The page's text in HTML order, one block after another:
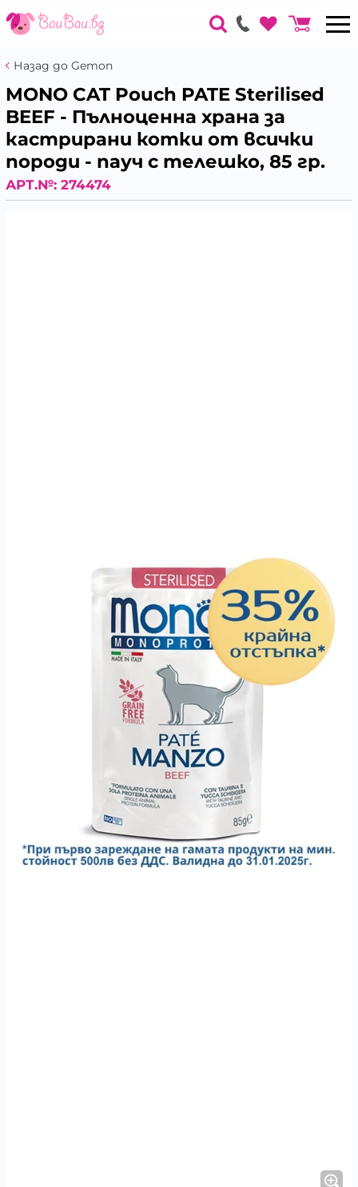
Назад до Gemon
MONO CAT Pouch PATE Sterilised
BEEF - Пълноценна храна за
кастрирани котки от всички
породи - пауч с телешко, 85 гр.
АРТ.№: 274474